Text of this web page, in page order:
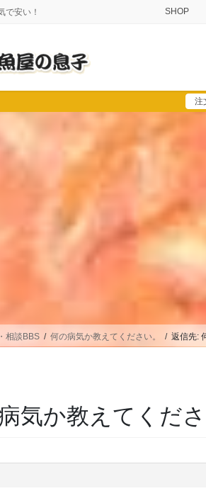
で安い！ SHOP
注
相談BBS 何の病気か教えてください。 返信先:
気か教えてくださ